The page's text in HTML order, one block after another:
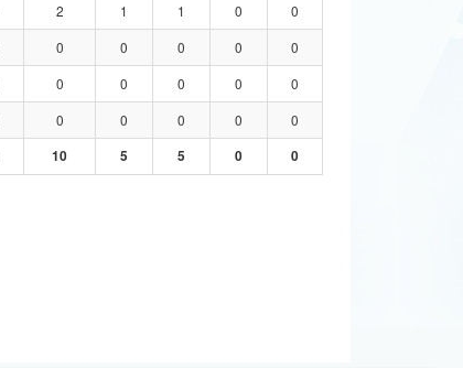
2 1 1 0
0
0 0 0 0
0
0 0 0 0
0
0 0 0 0
0
10 5 5 0 0